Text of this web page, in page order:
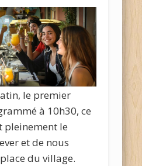
le premier
à 10h30, ce
pleinement le
et de nous
du village.